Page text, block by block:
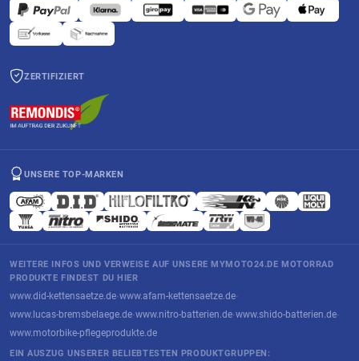
ZERTIFIZIERT
UNSERE TOP-MARKEN
WEITERE INFOS UND VERWEISE AUF UNSERE MYMOTO24.DE MOTORRAD
PRODUKTE FINDEST DU HIER
www.did-kettensaetze.de·www.afam-kettensaetze.de·
www.lucas-bremsbelaege.de·www.nitro-batterien.de·www.shido-batterien.de·
www.motorbike-pflegeprodukte.de
EIN AUSZUG UNSERER BELIEBTESTEN PRODUKTGRUPPEN: